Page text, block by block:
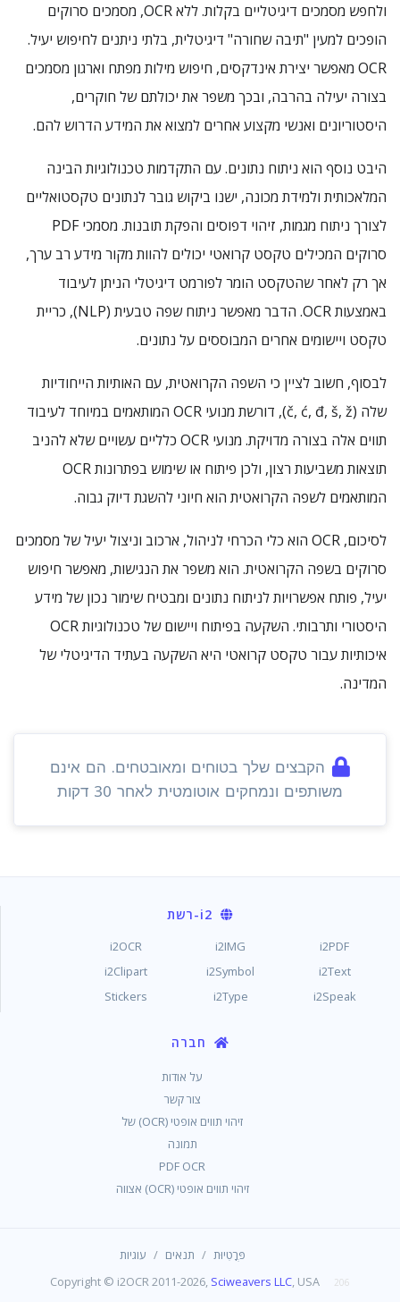
ולחפש מסמכים דיגיטליים בקלות. ללא OCR, מסמכים סרוקים
הופכים למעין "תיבה שחורה" דיגיטלית, בלתי ניתנים לחיפוש יעיל.
OCR מאפשר יצירת אינדקסים, חיפוש מילות מפתח וארגון מסמכים
בצורה יעילה בהרבה, ובכך משפר את יכולתם של חוקרים,
היסטוריונים ואנשי מקצוע אחרים למצוא את המידע הדרוש להם.
היבט נוסף הוא ניתוח נתונים. עם התקדמות טכנולוגיות הבינה
המלאכותית ולמידת מכונה, ישנו ביקוש גובר לנתונים טקסטואליים
לצורך ניתוח מגמות, זיהוי דפוסים והפקת תובנות. מסמכי PDF
סרוקים המכילים טקסט קרואטי יכולים להוות מקור מידע רב ערך,
אך רק לאחר שהטקסט הומר לפורמט דיגיטלי הניתן לעיבוד
באמצעות OCR. הדבר מאפשר ניתוח שפה טבעית (NLP), כריית
טקסט ויישומים אחרים המבוססים על נתונים.
לבסוף, חשוב לציין כי השפה הקרואטית, עם האותיות הייחודיות
שלה (č, ć, đ, š, ž), דורשת מנועי OCR המותאמים במיוחד לעיבוד
תווים אלה בצורה מדויקת. מנועי OCR כלליים עשויים שלא להניב
תוצאות משביעות רצון, ולכן פיתוח או שימוש בפתרונות OCR
המותאמים לשפה הקרואטית הוא חיוני להשגת דיוק גבוה.
לסיכום, OCR הוא כלי הכרחי לניהול, ארכוב וניצול יעיל של מסמכים
סרוקים בשפה הקרואטית. הוא משפר את הנגישות, מאפשר חיפוש
יעיל, פותח אפשרויות לניתוח נתונים ומבטיח שימור נכון של מידע
היסטורי ותרבותי. השקעה בפיתוח ויישום של טכנולוגיות OCR
איכותיות עבור טקסט קרואטי היא השקעה בעתיד הדיגיטלי של
המדינה.
הקבצים שלך בטוחים ומאובטחים. הם אינם
משותפים ונמחקים אוטומטית לאחר 30 דקות
i2-רשת
i2PDF
i2IMG
i2OCR
i2Text
i2Symbol
i2Clipart
i2Speak
i2Type
Stickers
חברה
על אודות
צור קשר
זיהוי תווים אופטי (OCR) של
תמונה
PDF OCR
זיהוי תווים אופטי (OCR) אצווה
פְּרָטִיוּת / תנאים / עוגיות
Copyright © i2OCR 2011-2026, Sciweavers LLC, USA 206